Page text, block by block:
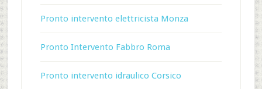
Pronto intervento elettricista Monza
Pronto Intervento Fabbro Roma
Pronto intervento idraulico Corsico